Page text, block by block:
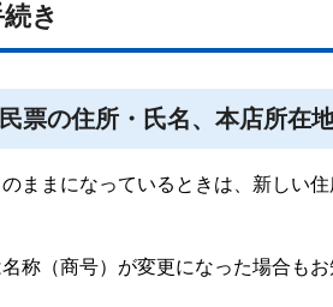
き
票の住所・氏名、本店所在
ままになっているときは、新しい
称（商号）が変更になった場合もお